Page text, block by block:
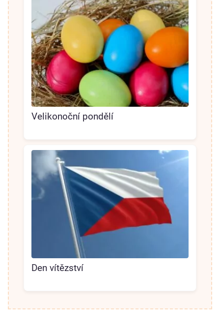
Velikonoční pondělí
Den vítězství